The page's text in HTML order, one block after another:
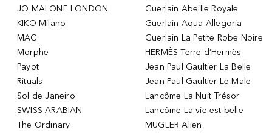
JO MALONE LONDON
KIKO Milano
MAC
Morphe
Payot
Rituals
Sol de Janeiro
SWISS ARABIAN
The Ordinary
Guerlain Abeille Royale
Guerlain Aqua Allegoria
Guerlain La Petite Robe Noire
HERMÈS Terre d’Hermès
Jean Paul Gaultier La Belle
Jean Paul Gaultier Le Male
Lancôme La Nuit Trésor
Lancôme La vie est belle
MUGLER Alien